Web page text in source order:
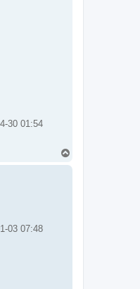
30 01:54
03 07:48